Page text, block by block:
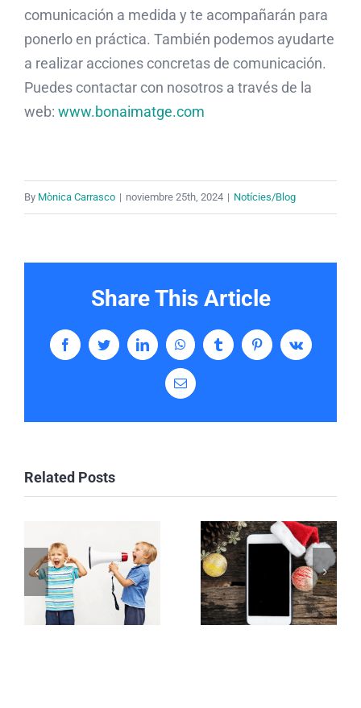
comunicación a medida y te acompañarán para
ponerlo en práctica. También podemos ayudarte
a realizar acciones concretas de comunicación.
Puedes contactar con nosotros a través de la
web: www.bonaimatge.com
By Mònica Carrasco | noviembre 25th, 2024 | Notícies/Blog
Share This Article
FacebookTwitterLinkedInWhatsAppTumblr PinterestVk
Email
Related Posts